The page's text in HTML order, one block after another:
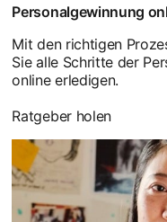
Personalgewinnung
Mit den richtigen
Sie alle Schritte der
online erledigen.
Ratgeber holen